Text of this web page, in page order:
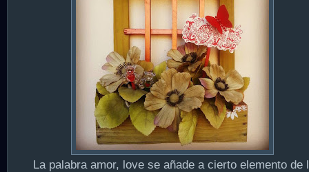
La palabra amor, love se añade a cierto elemento de